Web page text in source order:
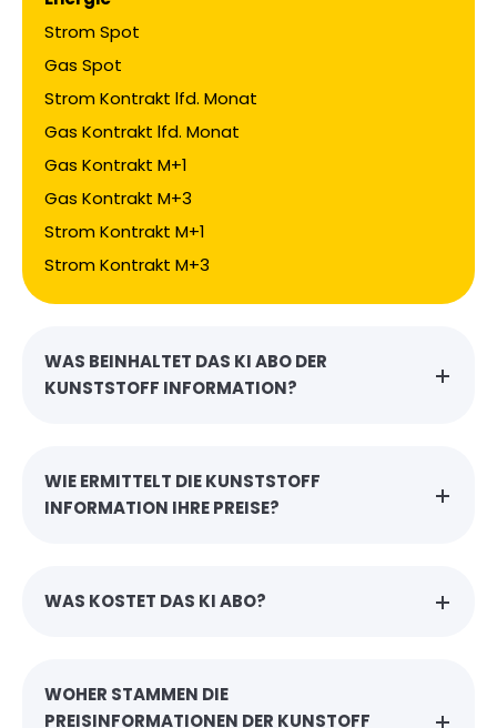
Strom Spot
Gas Spot
Strom Kontrakt lfd. Monat
Gas Kontrakt lfd. Monat
Gas Kontrakt M+1
Gas Kontrakt M+3
Strom Kontrakt M+1
Strom Kontrakt M+3
WAS BEINHALTET DAS KI ABO DER
KUNSTSTOFF INFORMATION?
WIE ERMITTELT DIE KUNSTSTOFF
INFORMATION IHRE PREISE?
WAS KOSTET DAS KI ABO?
WOHER STAMMEN DIE
PREISINFORMATIONEN DER KUNSTOFF